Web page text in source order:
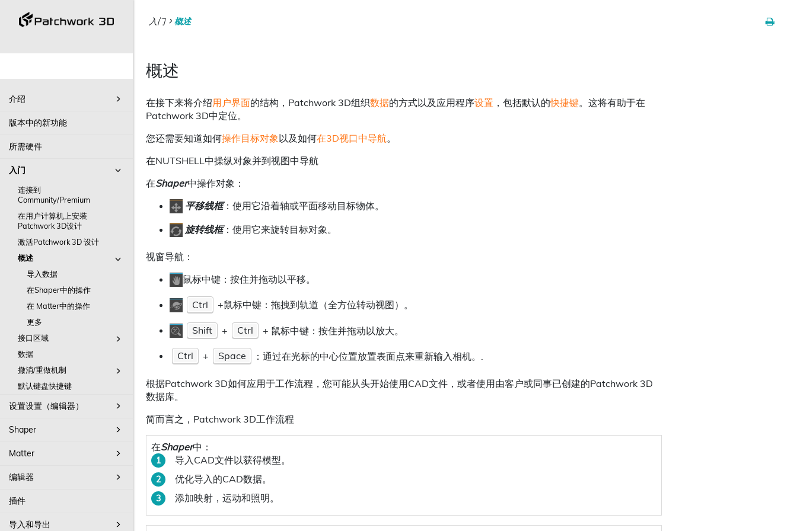
介绍
版本中的新功能
所需硬件
入门
连接到
Community/Premium
在用户计算机上安装
Patchwork 3D设计
激活Patchwork 3D 设计
概述
导入数据
在Shaper中的操作
在 Matter中的操作
更多
接口区域
数据
撤消/重做机制
默认键盘快捷键
设置设置（编辑器）
Shaper
Matter
编辑器
插件
导入和导出
入门 概述
概述
在接下来将介绍用户界面的结构，Patchwork 3D组织数据的方式以及应用程序设置 ，包括默认的快捷键。这将有助于在
Patchwork 3D中定位。
您还需要知道如何操作目标对象以及如何在3D视口中导航。
在NUTSHELL中操纵对象并到视图中导航
在Shaper中操作对象：
平移线框：使用它沿着轴或平面移动目标物体。
旋转线框：使用它来旋转目标对象。
视窗导航：
鼠标中键：按住并拖动以平移。
Ctrl +鼠标中键：拖拽到轨道（全方位转动视图）。
Shift + Ctrl + 鼠标中键：按住并拖动以放大。
Ctrl + Space ：通过在光标的中心位置放置表面点来重新输入相机。.
根据Patchwork 3D如何应用于工作流程，您可能从头开始使用CAD文件，或者使用由客户或同事已创建的Patchwork 3D
数据库。
简而言之，Patchwork 3D工作流程
在Shaper中：
导入CAD文件以获得模型。
优化导入的CAD数据。
添加映射，运动和照明。